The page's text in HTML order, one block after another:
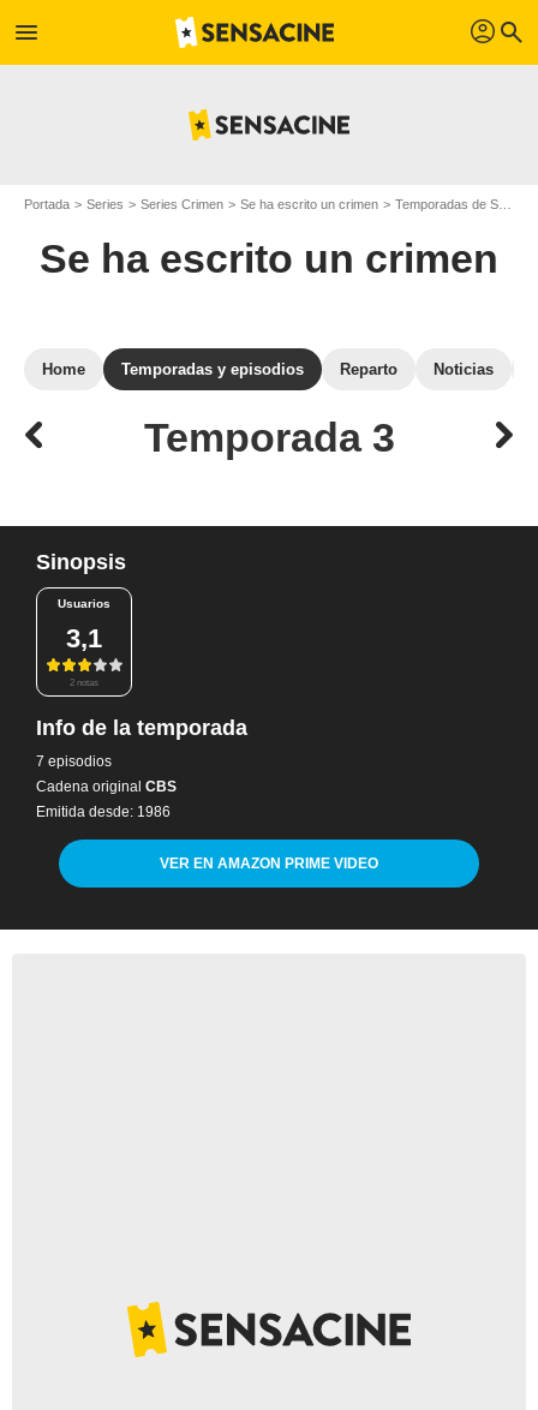
menu profil search
Portada Series Series Crimen Se ha escrito un crimen Temporadas de Se ha escrito un crimen
Se ha escrito un crimen
Home Temporadas y episodios Reparto Noticias
Temporada 3
Sinopsis
Usuarios
3,1
2 notas
Info de la temporada
7 episodios
Cadena original CBS
Emitida desde: 1986
VER EN AMAZON PRIME VIDEO